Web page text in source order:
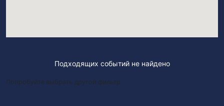
Подходящих событий не найдено
Попробуйте выбрать другой фильтр